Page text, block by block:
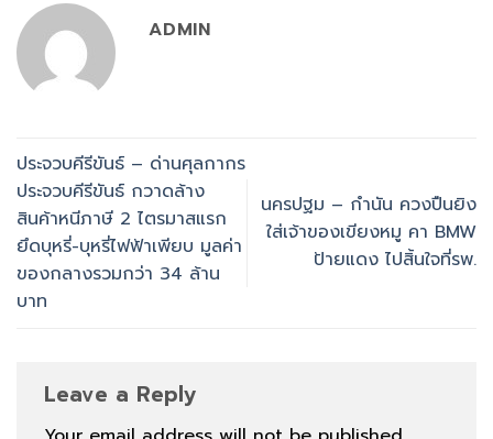
ADMIN
ประจวบคีรีขันธ์ – ด่านศุลกากร
ประจวบคีรีขันธ์ กวาดล้าง
สินค้าหนีภาษี 2 ไตรมาสแรก
ยึดบุหรี่-บุหรี่ไฟฟ้าเพียบ มูลค่า
ของกลางรวมกว่า 34 ล้าน
บาท
นครปฐม – กำนัน ควงปืนยิง
ใส่เจ้าของเขียงหมู คา BMW
ป้ายแดง ไปสิ้นใจที่รพ.
Leave a Reply